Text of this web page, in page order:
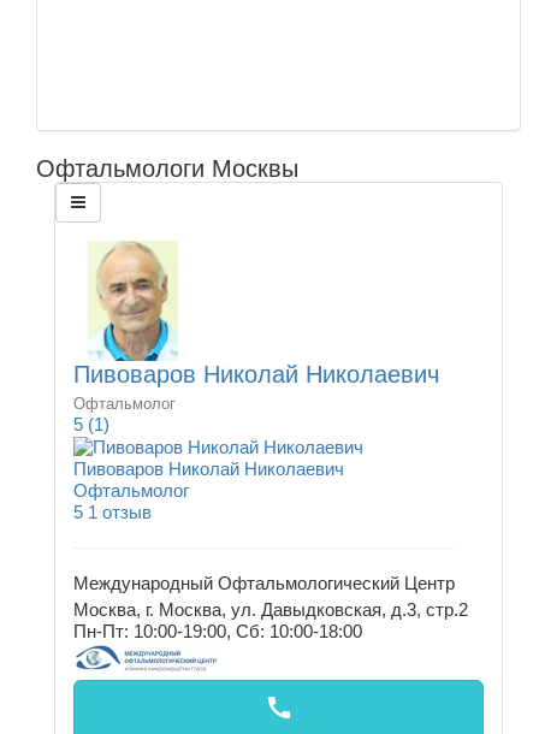
Офтальмологи Москвы
Пивоваров Николай Николаевич
Офтальмолог
5 (1)
Пивоваров Николай Николаевич
Офтальмолог
5 1 отзыв
Международный Офтальмологический Центр
Москва, г. Москва, ул. Давыдковская, д.3, стр.2
Пн-Пт: 10:00-19:00, Сб: 10:00-18:00
call